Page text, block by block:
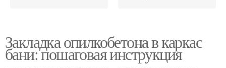
Закладка опилкобетона в каркас
бани: пошаговая инструкция